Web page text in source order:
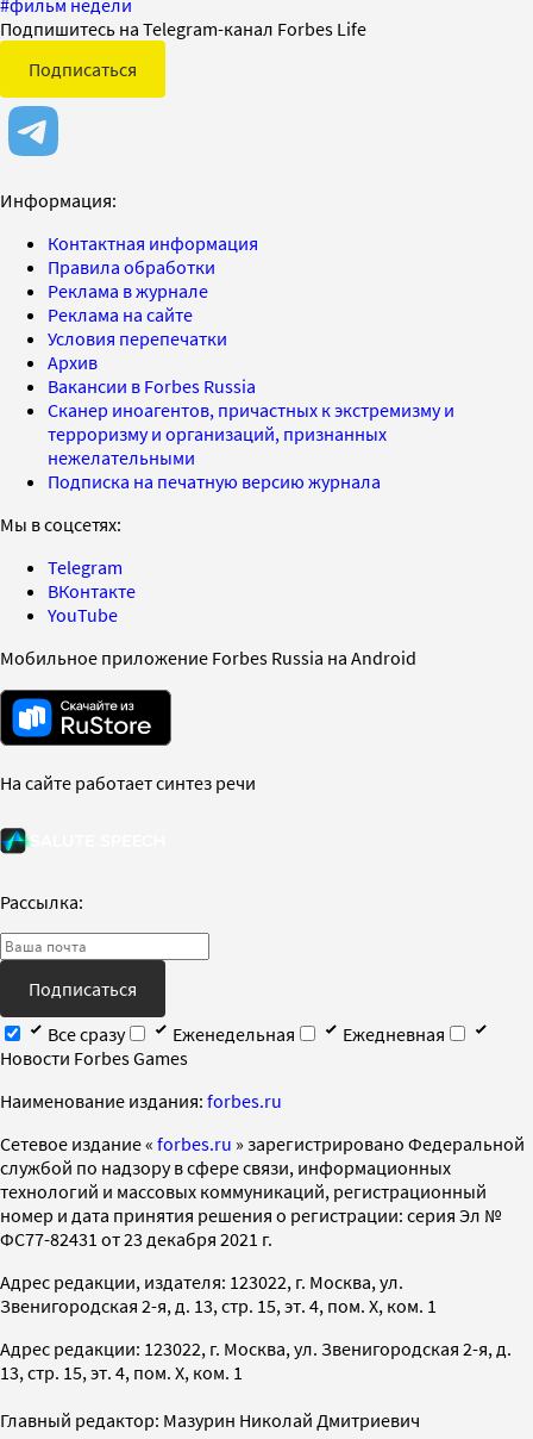
Подпишитесь на Telegram-канал Forbes Life
Подписаться
Информация:
Контактная информация
Правила обработки
Реклама в журнале
Реклама на сайте
Условия перепечатки
Архив
Вакансии в Forbes Russia
Сканер иноагентов, причастных к экстремизму и
терроризму и организаций, признанных
нежелательными
Подписка на печатную версию журнала
Мы в соцсетях:
Telegram
ВКонтакте
YouTube
Мобильное приложение Forbes Russia на Android
На сайте работает синтез речи
Рассылка:
Подписаться
Все сразу
Еженедельная
Ежедневная
Новости Forbes Games
Наименование издания: forbes.ru
Cетевое издание « forbes.ru » зарегистрировано Федеральной
службой по надзору в сфере связи, информационных
технологий и массовых коммуникаций, регистрационный
номер и дата принятия решения о регистрации: серия Эл №
ФС77-82431 от 23 декабря 2021 г.
Адрес редакции, издателя: 123022, г. Москва, ул.
Звенигородская 2-я, д. 13, стр. 15, эт. 4, пом. X, ком. 1
Адрес редакции: 123022, г. Москва, ул. Звенигородская 2-я, д.
13, стр. 15, эт. 4, пом. X, ком. 1
Главный редактор: Мазурин Николай Дмитриевич